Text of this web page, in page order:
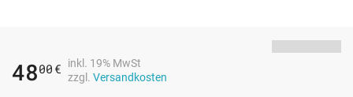
4800 €
inkl. 19% MwSt
zzgl. Versandkosten